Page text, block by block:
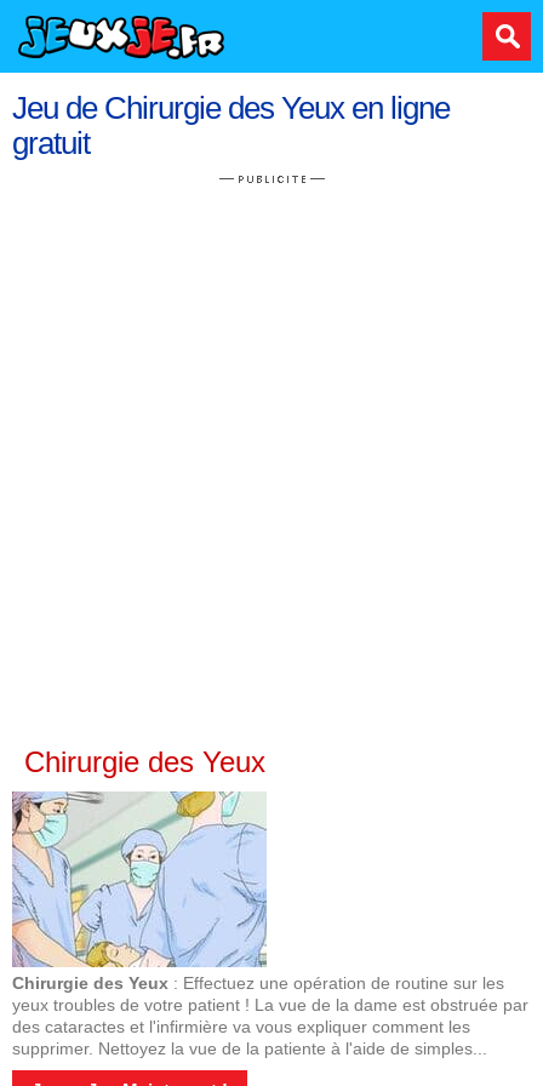
Jeu de Chirurgie des Yeux en ligne
gratuit
Chirurgie des Yeux
Chirurgie des Yeux : Effectuez une opération de routine sur les
yeux troubles de votre patient ! La vue de la dame est obstruée par
des cataractes et l'infirmière va vous expliquer comment les
supprimer. Nettoyez la vue de la patiente à l'aide de simples...